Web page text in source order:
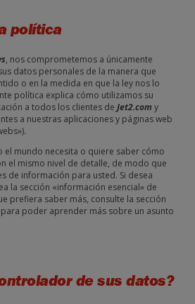
política
, nos comprometemos a únicamente
datos personales de la manera que
o en la medida en que la ley nos lo
política explica cómo utilizamos su
a todos los clientes de Jet2.com y
a nuestras aplicaciones y páginas web
el mundo necesita o quiere saber cómo
el mismo nivel de detalle, de modo que
de información para usted. Si desea
la sección «información esencial» de
prefiera saber más, consulte la sección
poder aprender más sobre un asunto
de sus datos?